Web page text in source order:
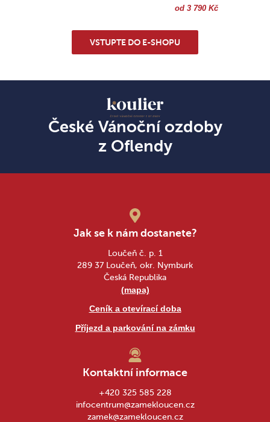
od 3 790 Kč
VSTUPTE DO E-SHOPU
České Vánoční ozdoby
z Oflendy
Jak se k nám dostanete?
Loučeň č. p. 1
289 37 Loučeň, okr. Nymburk
Česká Republika
(mapa)
Ceník a otevírací doba
Příjezd a parkování na zámku
Kontaktní informace
+420 325 585 228
infocentrum@zamekloucen.cz
zamek@zamekloucen.cz